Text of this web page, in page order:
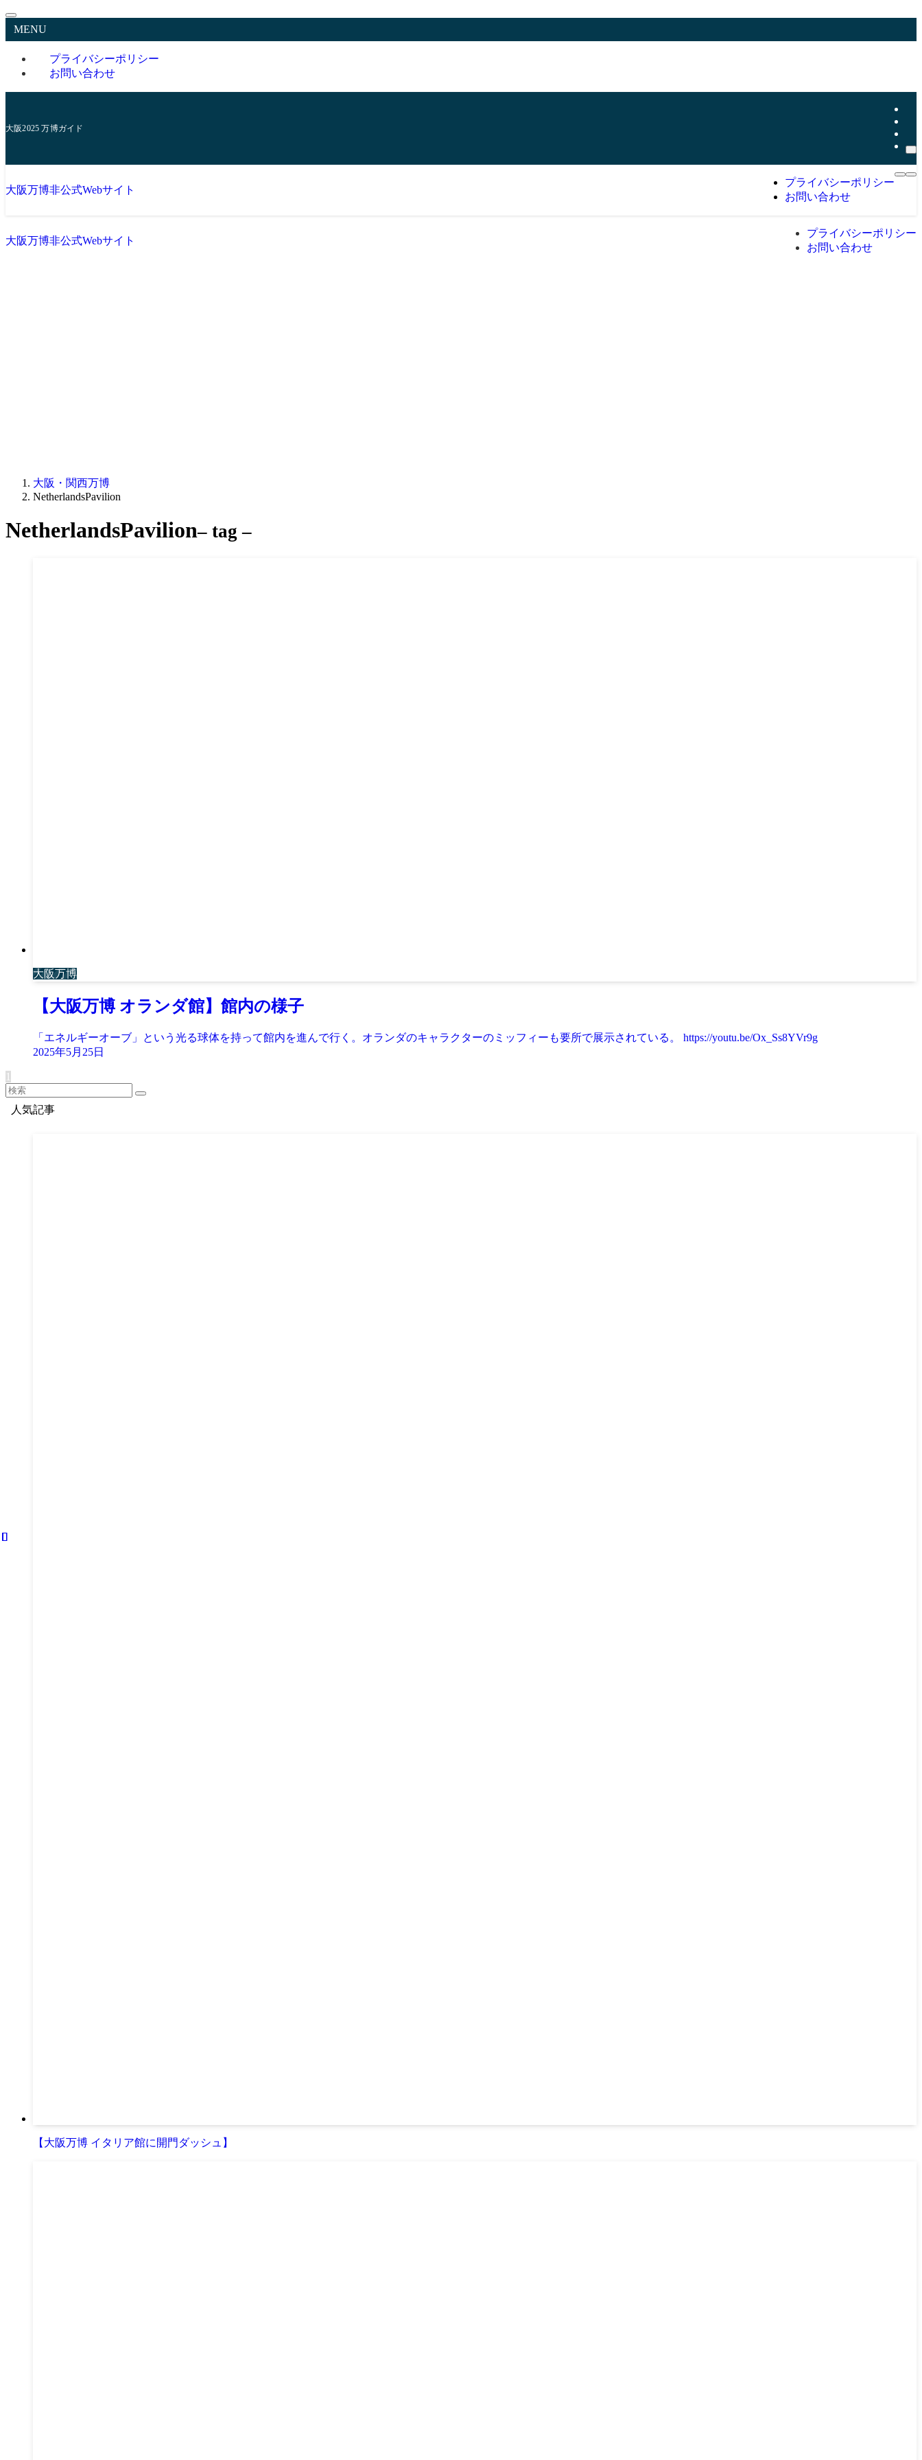
MENU
プライバシーポリシー
お問い合わせ
大阪2025 万博ガイド
大阪万博非公式Webサイト
プライバシーポリシー
お問い合わせ
大阪万博非公式Webサイト
プライバシーポリシー
お問い合わせ
大阪・関西万博
NetherlandsPavilion
NetherlandsPavilion– tag –
大阪万博
【大阪万博 オランダ館】館内の様子
「エネルギーオーブ」という光る球体を持って館内を進んで行く。オランダのキャラクターのミッフィーも要所で展示されている。 https://youtu.be/Ox_Ss8YVr9g
2025年5月25日
1
人気記事
【大阪万博 イタリア館に開門ダッシュ】